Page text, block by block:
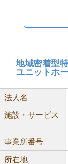
地域密着型
ユニットホ
法人名
施設・サービス
事業所番号
所在地